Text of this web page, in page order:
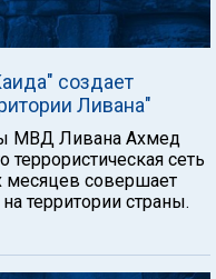
создает
Ливана"
МВД Ливана Ахмед
террористическая сеть
месяцев совершает
территории страны.